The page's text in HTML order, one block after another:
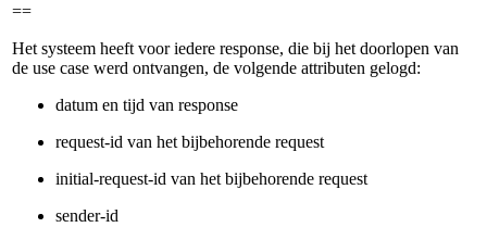
==
Het systeem heeft voor iedere response, die bij het doorlopen van
de use case werd ontvangen, de volgende attributen gelogd:
datum en tijd van response
request-id van het bijbehorende request
initial-request-id van het bijbehorende request
sender-id